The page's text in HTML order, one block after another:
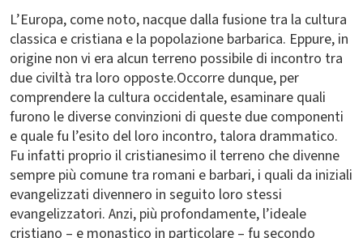
L’Europa, come noto, nacque dalla fusione tra la cultura
classica e cristiana e la popolazione barbarica. Eppure, in
origine non vi era alcun terreno possibile di incontro tra
due civiltà tra loro opposte.Occorre dunque, per
comprendere la cultura occidentale, esaminare quali
furono le diverse convinzioni di queste due componenti
e quale fu l’esito del loro incontro, talora drammatico.
Fu infatti proprio il cristianesimo il terreno che divenne
sempre più comune tra romani e barbari, i quali da iniziali
evangelizzati divennero in seguito loro stessi
evangelizzatori. Anzi, più profondamente, l’ideale
cristiano – e monastico in particolare – fu secondo